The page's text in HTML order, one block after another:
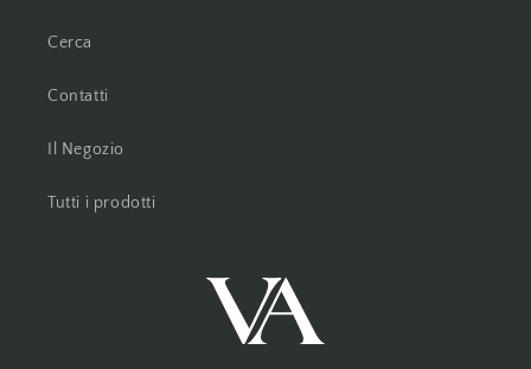
Cerca
Contatti
Il Negozio
Tutti i prodotti